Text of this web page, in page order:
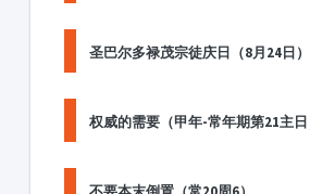
圣巴尔多禄茂宗徒庆日（8月24日）
权威的需要（甲年-常年期第21主日
不要本末倒置（常20周6）